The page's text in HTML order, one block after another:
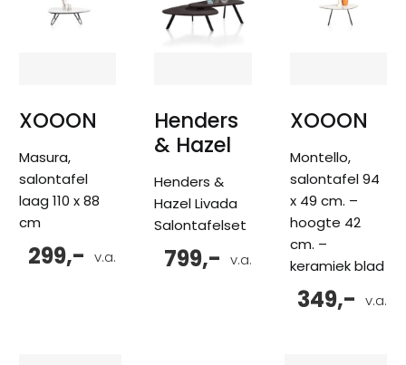
XOOON
Masura,
salontafel
laag 110 x 88
cm
v.a.
299,-
Henders
& Hazel
Henders &
Hazel Livada
Salontafelset
v.a.
799,-
XOOON
Montello,
salontafel 94
x 49 cm. –
hoogte 42
cm. –
keramiek blad
v.a.
349,-